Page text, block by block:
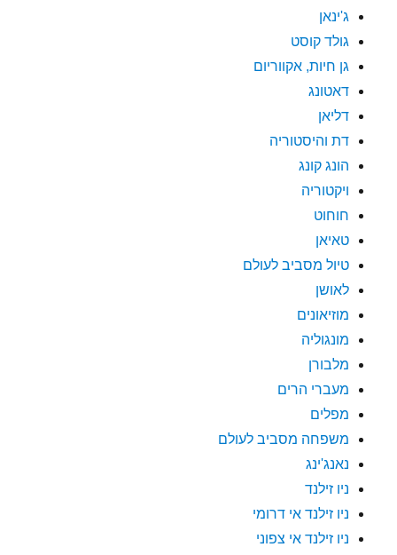
ג'ינאן
גולד קוסט
גן חיות, אקווריום
דאטונג
דליאן
דת והיסטוריה
הונג קונג
ויקטוריה
חוחוט
טאיאן
טיול מסביב לעולם
לאושן
מוזיאונים
מונגוליה
מלבורן
מעברי הרים
מפלים
משפחה מסביב לעולם
נאנג'ינג
ניו זילנד
ניו זילנד אי דרומי
ניו זילנד אי צפוני